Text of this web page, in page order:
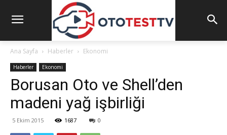
Ana Sayfa Haberler Ekonomi
Haberler Ekonomi
Borusan Oto ve Shell’den
madeni yağ işbirliği
5 Ekim 2015 1687 0